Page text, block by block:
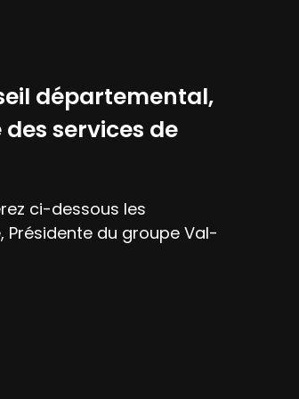
départemental,
services de
ci-dessous les
Présidente du groupe Val-